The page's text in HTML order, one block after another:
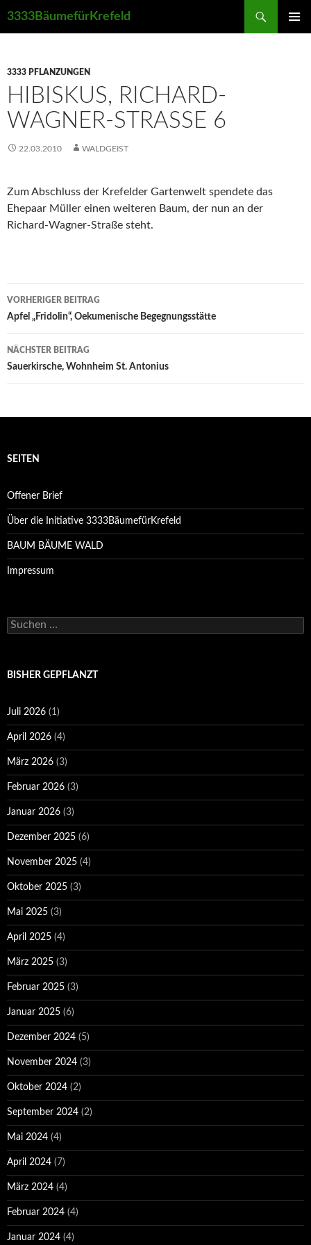
3333BäumefürKrefeld
3333 PFLANZUNGEN
HIBISKUS, RICHARD-
WAGNER-STRASSE 6
22.03.2010 WALDGEIST
Zum Abschluss der Krefelder Gartenwelt spendete das
Ehepaar Müller einen weiteren Baum, der nun an der
Richard-Wagner-Straße steht.
Beitrags-
Navigation
VORHERIGER BEITRAG
Apfel „Fridolin“, Oekumenische Begegnungsstätte
NÄCHSTER BEITRAG
Sauerkirsche, Wohnheim St. Antonius
SEITEN
Offener Brief
Über die Initiative 3333BäumefürKrefeld
BAUM BÄUME WALD
Impressum
Suchen
nach:
BISHER GEPFLANZT
Juli 2026 (1)
April 2026 (4)
März 2026 (3)
Februar 2026 (3)
Januar 2026 (3)
Dezember 2025 (6)
November 2025 (4)
Oktober 2025 (3)
Mai 2025 (3)
April 2025 (4)
März 2025 (3)
Februar 2025 (3)
Januar 2025 (6)
Dezember 2024 (5)
November 2024 (3)
Oktober 2024 (2)
September 2024 (2)
Mai 2024 (4)
April 2024 (7)
März 2024 (4)
Februar 2024 (4)
Januar 2024 (4)